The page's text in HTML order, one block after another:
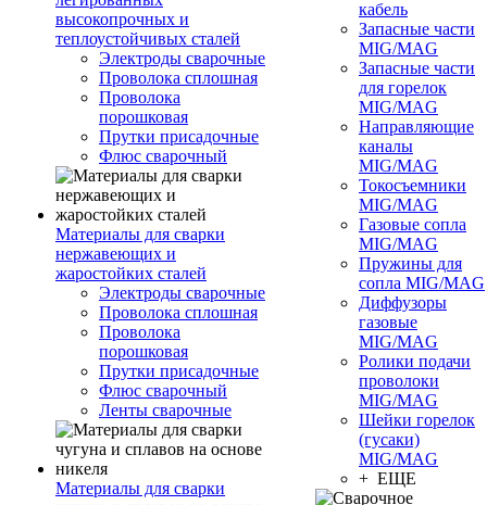
высокопрочных и
теплоустойчивых сталей
Электроды сварочные
Проволока сплошная
Проволока
порошковая
Прутки присадочные
Флюс сварочный
Материалы для сварки
нержавеющих и
жаростойких сталей
Электроды сварочные
Проволока сплошная
Проволока
порошковая
Прутки присадочные
Флюс сварочный
Ленты сварочные
Материалы для сварки
кабель
Запасные части
MIG/MAG
Запасные части
для горелок
MIG/MAG
Направляющие
каналы
MIG/MAG
Токосъемники
MIG/MAG
Газовые сопла
MIG/MAG
Пружины для
сопла MIG/MAG
Диффузоры
газовые
MIG/MAG
Ролики подачи
проволоки
MIG/MAG
Шейки горелок
(гусаки)
MIG/MAG
+ ЕЩЕ